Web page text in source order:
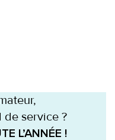
de service ?
L’ANNÉE !